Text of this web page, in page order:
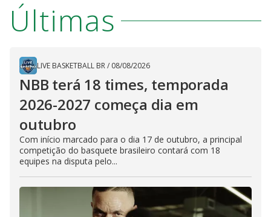
Últimas
LIVE BASKETBALL BR/ 08/08/2026
NBB terá 18 times, temporada
2026-2027 começa dia em
outubro
Com início marcado para o dia 17 de outubro, a principal
competição do basquete brasileiro contará com 18
equipes na disputa pelo...